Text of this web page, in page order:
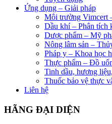
Ứng dụng – Giải pháp
Môi trường Vimcert
Dầu khí – Phân tích
Dược phẩm – Mỹ
Nông lâm sản –
Pháp y – Khoa học
Thực phẩm – Đồ
Tinh dầu, hương
Thuốc bảo vệ thực
Liên hệ
HÃNG ĐẠI DIỆN